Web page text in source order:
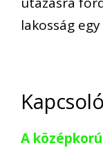
lakosság
A